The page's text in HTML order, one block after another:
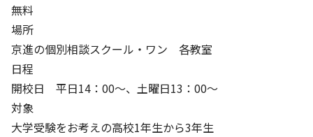
無料
場所
京進の個別相談スクール・ワン 各教室
日程
開校日 平日14：00～、土曜日13：00～
対象
大学受験をお考えの高校1年生から3年生